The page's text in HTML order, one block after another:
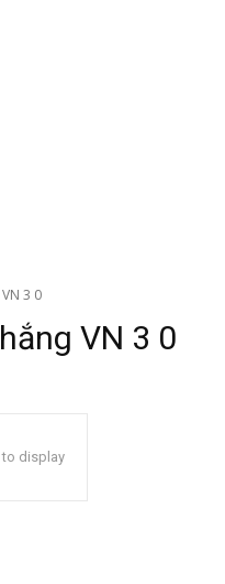
3 0
VN 3 0
display